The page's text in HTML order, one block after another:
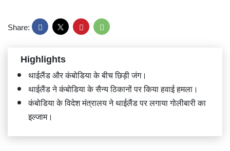
Share:
Highlights
थाईलैंड और कंबोडिया के बीच छिड़ी जंग।
थाईलैंड ने कंबोडिया के सैन्य ठिकानों पर किया हवाई हमला।
कंबोडिया के विदेश मंत्रालय ने थाईलैंड पर लगाया गोलीबारी का
इल्जाम।